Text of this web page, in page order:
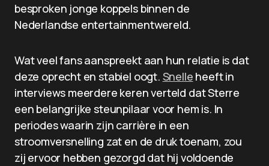
besproken jonge koppels binnen de
Nederlandse entertainmentwereld.
Wat veel fans aanspreekt aan hun relatie is dat
deze oprecht en stabiel oogt. Snelle heeft in
interviews meerdere keren verteld dat Sterre
een belangrijke steunpilaar voor hem is. In
periodes waarin zijn carrière in een
stroomversnelling zat en de druk toenam, zou
zij ervoor hebben gezorgd dat hij voldoende